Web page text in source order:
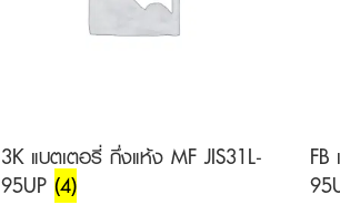
3K แบตเตอรี่ กึ่งแห้ง MF JIS31L-
95UP(4)